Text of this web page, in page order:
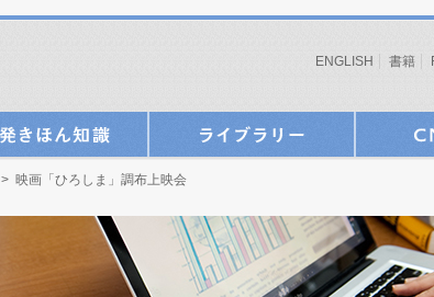
ENGLISH 書籍
> 映画「ひろしま」調布上映会